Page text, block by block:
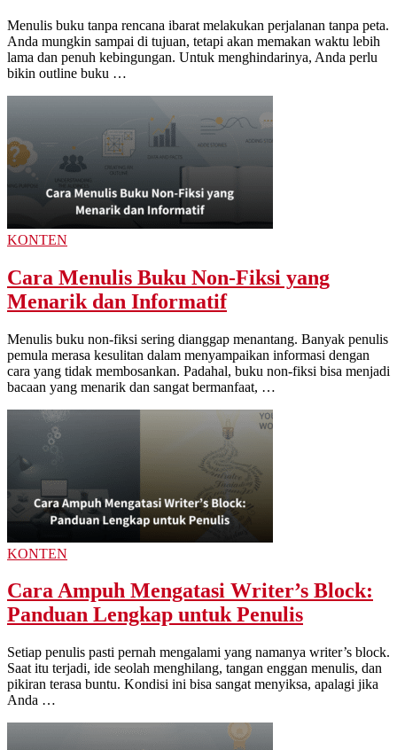
Menulis buku tanpa rencana ibarat melakukan perjalanan tanpa peta.
Anda mungkin sampai di tujuan, tetapi akan memakan waktu lebih
lama dan penuh kebingungan. Untuk menghindarinya, Anda perlu
bikin outline buku …
KONTEN
Cara Menulis Buku Non-Fiksi yang
Menarik dan Informatif
Menulis buku non-fiksi sering dianggap menantang. Banyak penulis
pemula merasa kesulitan dalam menyampaikan informasi dengan
cara yang tidak membosankan. Padahal, buku non-fiksi bisa menjadi
bacaan yang menarik dan sangat bermanfaat, …
KONTEN
Cara Ampuh Mengatasi Writer’s Block:
Panduan Lengkap untuk Penulis
Setiap penulis pasti pernah mengalami yang namanya writer’s block.
Saat itu terjadi, ide seolah menghilang, tangan enggan menulis, dan
pikiran terasa buntu. Kondisi ini bisa sangat menyiksa, apalagi jika
Anda …